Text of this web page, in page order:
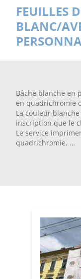
FEUILLES
BLANC/
Bâche blanche en
en quadrichromie
La couleur
inscription que le
Le service
quadrichromie.
longueur